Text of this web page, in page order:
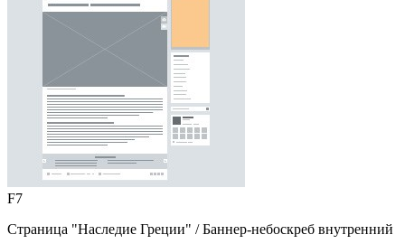
F7
Страница "Наследие Греции" / Баннер-небоскреб внутренний